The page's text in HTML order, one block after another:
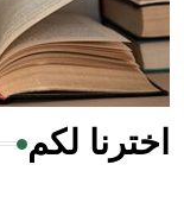
من مادة
أجود أنواعه،
هل تعلم أن
اخترنا لكم